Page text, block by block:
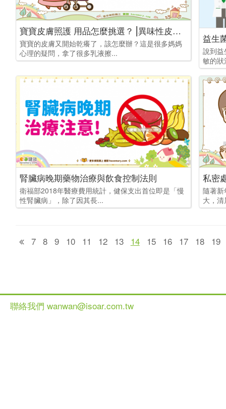
寶寶皮膚照護 用品怎麼挑選？⎟異味性皮膚炎照護篇
寶寶的皮膚又開始乾癢了，該怎麼辦？這是很多媽媽
心理的疑問，拿了很多乳液擦...
益生
說到
敏的
腎臟病晚期藥物治療與飲食控制法則
衛福部2018年醫療費用統計，健保支出首位即是「慢
性腎臟病」，除了因其長...
隨著
大，
7 8 9 10 11 12 13 14 15 16 17 18 19
聯絡我們 wanwan@isoar.com.tw